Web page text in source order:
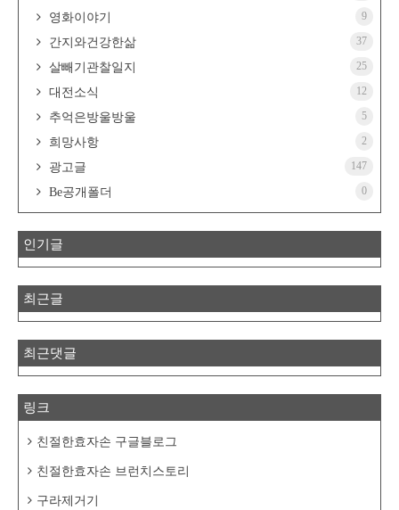
영화이야기 9
간지와건강한삶 37
살빼기관찰일지 25
대전소식 12
추억은방울방울 5
희망사항 2
광고글 147
Be공개폴더 0
인기글
최근글
최근댓글
링크
친절한효자손 구글블로그
친절한효자손 브런치스토리
구라제거기